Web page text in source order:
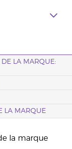
DE LA MARQUE:
LA MARQUE
la marque